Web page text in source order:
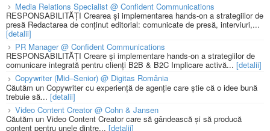
Media Relations Specialist @ Confident Communications
RESPONSABILITĂȚI Crearea și implementarea hands-on a strategiilor de
presă Redactarea de conținut editorial: comunicate de presă, interviuri,...
[detalii]
PR Manager @ Confident Communications
RESPONSABILITĂȚI Creare și implementare hands-on a strategiilor de
comunicare integrată pentru clienți B2B & B2C Implicare activă... [detalii]
Copywriter (Mid–Senior) @ Digitas România
Căutăm un Copywriter cu experiență de agenție care știe că o idee bună
trebuie să... [detalii]
Video Content Creator @ Cohn & Jansen
Căutăm un Video Content Creator care să gândească și să producă
content pentru unele dintre... [detalii]